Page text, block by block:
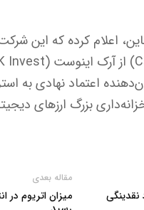
اعتماد نهادی به
بزرگ ارزهای
مقاله بعدی
میزان اتریوم در